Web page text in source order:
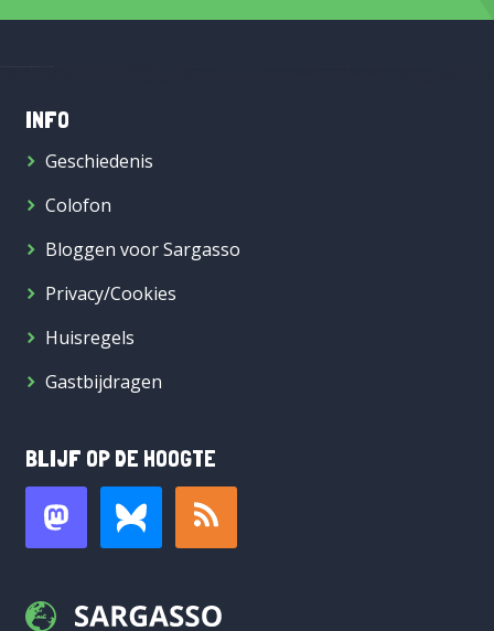
INFO
Geschiedenis
Colofon
Bloggen voor Sargasso
Privacy/Cookies
Huisregels
Gastbijdragen
BLIJF OP DE HOOGTE